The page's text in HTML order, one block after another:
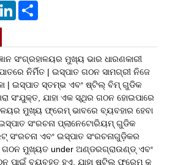
LinkedIn
ସଂଗ୍ରହାଳୟର ମୁଖ୍ୟ ଭାର ଧାରଣକାରୀ
ନିର୍ମିତ | ଇସ୍ପାତ ଗଠନ ସାମଗ୍ରୀ ନିଜେ
| ଇସ୍ପାତ ସ୍ତମ୍ଭ ଏବଂ ଷ୍ଟିଲ୍ ବିମ୍ ଗୁଡିକ
ସଂଯୁକ୍ତ, ଯାହା ଏକ ସ୍ଥିର ଗଠନ ହୋଇପାରେ
ମୁଖ୍ୟ ଫ୍ରେମ୍ ଭାବରେ ବ୍ୟବହାର ହେବା
ସଂରଚନା ପ୍ଲାନେଟୋରିୟମ୍ ଗୁଡିକ
ସଂରଚନା ଏବଂ ଇସ୍ପାତ ସଂରଚନାଗୁଡ଼ିକର
ମୁଖ୍ୟତ under ଅଣ୍ଡରଗ୍ରାଉଣ୍ଡ୍ ଏବଂ
ପାଇଁ ବ୍ୟବହୃତ ହୁଏ, ଯାହା ଷ୍ଟିଲ୍ ଫ୍ରେମ୍ କୁ